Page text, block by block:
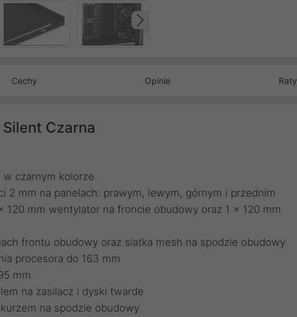
Cechy Opinie Raty
Czarna
w czarnym kolorze
2 mm na panelach: prawym, lewym, górnym i przednim
120 mm wentylator na froncie obudowy oraz 1 x 120 mm
frontu obudowy oraz siatka mesh na spodzie obudowy
procesora do 163 mm
mm
na zasilacz i dyski twarde
na spodzie obudowy